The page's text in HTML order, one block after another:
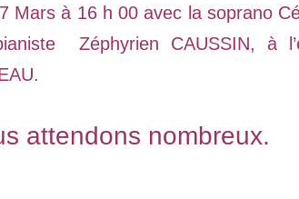
Mars à 16 h 00 avec la soprano
Zéphyrien CAUSSIN, à
attendons nombreux.